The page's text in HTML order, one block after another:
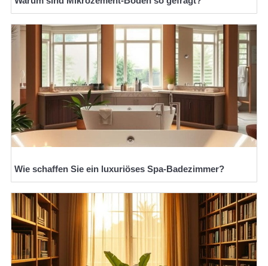
Wie schaffen Sie ein luxuriöses Spa-Badezimmer?